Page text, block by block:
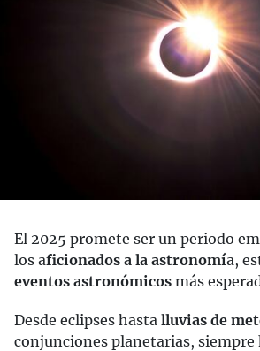
El 2025 promete ser un periodo
los aficionados a la astronomía,
eventos astronómicos más
Desde eclipses hasta lluvias de
conjunciones planetarias, siempre